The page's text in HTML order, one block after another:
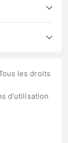
les droits
d'utilisation